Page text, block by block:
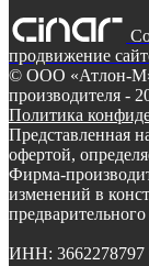
продвижение
© ООО «Атлон-
производителя -
Политика
Представленная
офертой,
Фирма-
изменений в
ИНН: 3662278797